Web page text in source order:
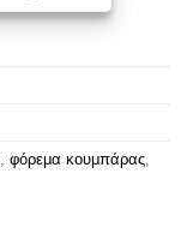
, φόρεμα κουμπάρας,